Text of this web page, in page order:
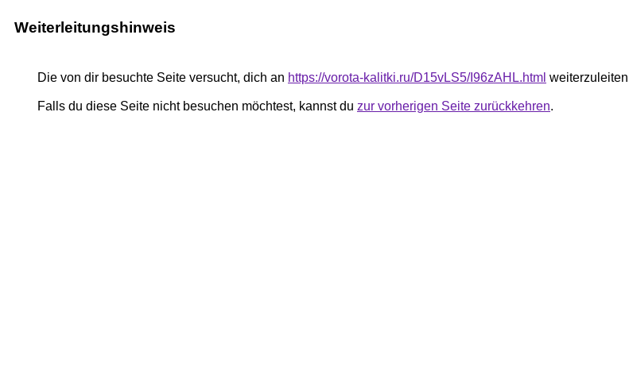
Weiterleitungshinweis
Die von dir besuchte Seite versucht, dich an https://vorota-kalitki.ru/D15vLS5/I96zAHL.html
Falls du diese Seite nicht besuchen möchtest, kannst du zur vorherigen Seite zurückkehren.